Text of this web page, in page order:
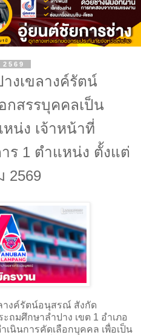
งเขลางค์รัตน์
กสรรบุคคลเป็น
น่ง เจ้าหน้าที่
ร 1 ตำแหน่ง ตั้งแต่
2569
างค์รัตน์อนุสรณ์ สังกัด
ถมศึกษาลำปาง เขต 1 อำเภอ
เนินการคัดเลือกบุคคล เพื่อเป็น